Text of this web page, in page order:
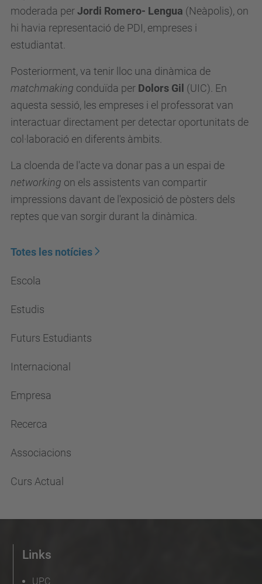
moderada perJordi Romero- Lengua (Neàpolis), on
hi havia representació de PDI, empreses i
estudiantat.
Posteriorment, va tenir lloc una dinàmica de
matchmaking conduïda per Dolors Gil (UIC). En
aquesta sessió, les empreses i el professorat van
interactuar directament per detectar oportunitats de
col·laboració en diferents àmbits.
La cloenda de l'acte va donar pas a un espai de
networking on els assistents van compartir
impressions davant de l'exposició de pòsters dels
reptes que van sorgir durant la dinàmica.
Totes les notícies
Escola
Estudis
Futurs Estudiants
Internacional
Empresa
Recerca
Associacions
Curs Actual
Links
UPC